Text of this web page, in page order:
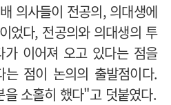
의사들이 전공의, 의대생에
었다, 전공의와 의대생의 투
가 이어져 오고 있다는 점을
는 점이 논의의 출발점이다.
소홀히 했다"고 덧붙였다.